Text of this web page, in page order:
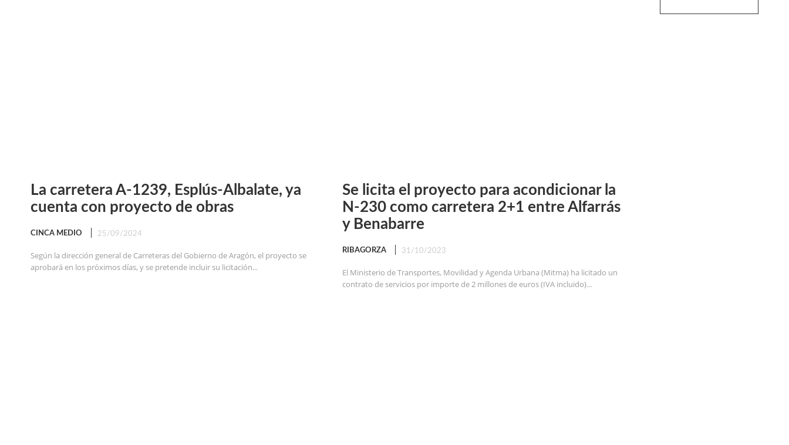
La carretera A-1239, Esplús-Albalate, ya
cuenta con proyecto de obras
CINCA MEDIO 25/09/2024
Según la dirección general de Carreteras del Gobierno de Aragón, el proyecto se
aprobará en los próximos días, y se pretende incluir su licitación...
Se licita el proyecto para acondicionar la
N-230 como carretera 2+1 entre Alfarrás
y Benabarre
RIBAGORZA 31/10/2023
El Ministerio de Transportes, Movilidad y Agenda Urbana (Mitma) ha licitado un
contrato de servicios por importe de 2 millones de euros (IVA incluido)...